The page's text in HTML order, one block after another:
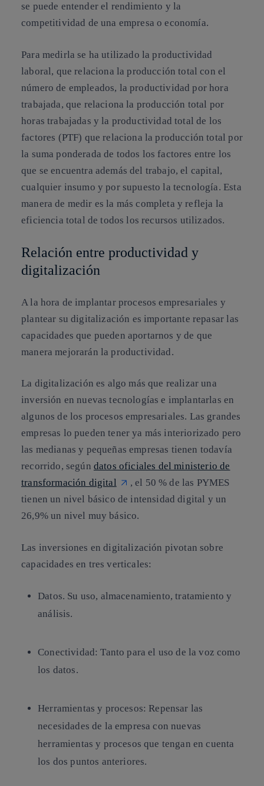
se puede entender el rendimiento y la
competitividad de una empresa o economía.
Para medirla se ha utilizado la productividad
laboral, que relaciona la producción total con el
número de empleados, la productividad por hora
trabajada, que relaciona la producción total por
horas trabajadas y la productividad total de los
factores (PTF) que relaciona la producción total por
la suma ponderada de todos los factores entre los
que se encuentra además del trabajo, el capital,
cualquier insumo y por supuesto la tecnología. Esta
manera de medir es la más completa y refleja la
eficiencia total de todos los recursos utilizados.
Relación entre productividad y
digitalización
A la hora de implantar procesos empresariales y
plantear su digitalización es importante repasar las
capacidades que pueden aportarnos y de que
manera mejorarán la productividad.
La digitalización es algo más que realizar una
inversión en nuevas tecnologías e implantarlas en
algunos de los procesos empresariales. Las grandes
empresas lo pueden tener ya más interiorizado pero
las medianas y pequeñas empresas tienen todavía
recorrido, según datos oficiales del ministerio de
transformación digital
, el 50 % de las PYMES
tienen un nivel básico de intensidad digital y un
26,9% un nivel muy básico.
Las inversiones en digitalización pivotan sobre
capacidades en tres verticales:
Datos. Su uso, almacenamiento, tratamiento y
análisis.
Conectividad: Tanto para el uso de la voz como
los datos.
Herramientas y procesos: Repensar las
necesidades de la empresa con nuevas
herramientas y procesos que tengan en cuenta
los dos puntos anteriores.